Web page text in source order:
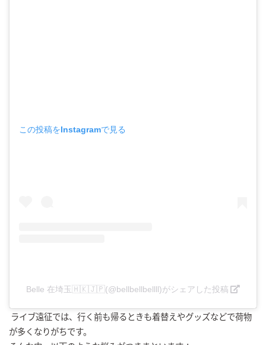
この投稿をInstagramで見る
Belle 在埼玉🇭🇰🇯🇵(@bellbellbellll)がシェアした投稿
ライブ遠征では、行く前も帰るときも着替えやグッズなどで荷物
が多くなりがちです。